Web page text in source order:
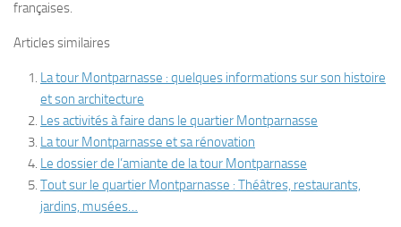
françaises.
Articles similaires
La tour Montparnasse : quelques informations sur son histoire
et son architecture
Les activités à faire dans le quartier Montparnasse
La tour Montparnasse et sa rénovation
Le dossier de l’amiante de la tour Montparnasse
Tout sur le quartier Montparnasse : Théâtres, restaurants,
jardins, musées…